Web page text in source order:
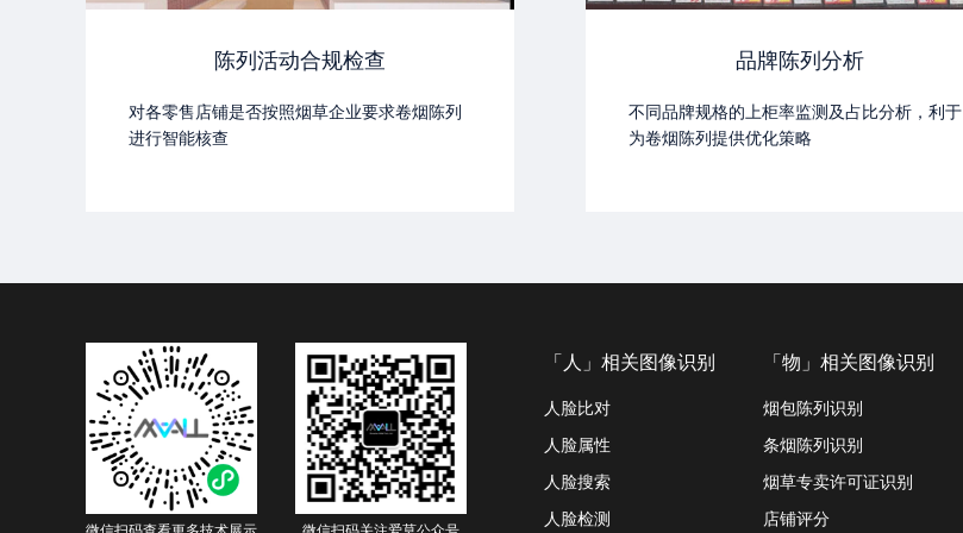
陈列活动合规检查
对各零售店铺是否按照烟草企业要求卷烟陈列
进行智能核查
品牌陈列分析
不同品牌规格的上柜率监测及占比分析，利于
为卷烟陈列提供优化策略
微信扫码查看更多技术展示 微信扫码关注爱莫公众号
「人」相关图像识别
人脸比对
人脸属性
人脸搜索
人脸检测
「物」相关图像识别
烟包陈列识别
条烟陈列识别
烟草专卖许可证识别
店铺评分